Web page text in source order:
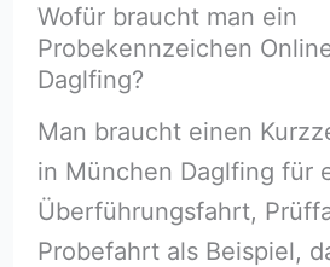
Wofür braucht man ein
Probekennzeichen
Daglfing?
Man braucht einen
in München Daglfing für
Überführungsfahrt,
Probefahrt als Beispiel,